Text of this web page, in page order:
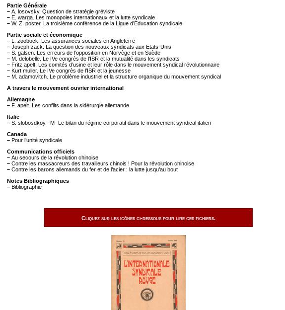
Partie Générale
– A. losovsky. Question de stratégie gréviste
– E. warga. Les monopoles internationaux et la lutte syndicale
– W. Z. poster. La troisième conférence de la Ligue d’Education syndicale
Partie sociale et économique
– L. zoobock. Les assurances sociales en Angleterre
– Joseph zack. La question des nouveaux syndicats aux Etats-Unis
– S. galsen. Les erreurs de l’opposition en Norvège et en Suède
– M. delobelle. Le IVe congrès de l’ISR et la mutualité dans les syndicats
– Fritz apelt. Les comités d’usine et leur rôle dans le mouvement syndical révolutionnaire
– Kurt muller. Le IVe congrès de l’ISR et la jeunesse
– M. adamovitch. Le problème industriel et la structure organique du mouvement syndical
A travers le mouvement ouvrier international
Allemagne
– F. apelt. Les conflits dans la sidérurgie allemande
Italie
– S. slobosdkoy. -M- Le bilan du régime corporatif dans le mouvement syndical italien
Canada
– Pour l’unité syndicale
Communications officiels
– Au secours de la révolution chinoise
– Contre les massacreurs des travailleurs chinois ! Pour la révolution chinoise
– Contre les barons allemands du fer et de l’acier : la lutte jusqu’au bout
Notes Bibliographiques
– Bibliographie
Cliquez sur les icônes ci-dessous pour lire ces fichiers.